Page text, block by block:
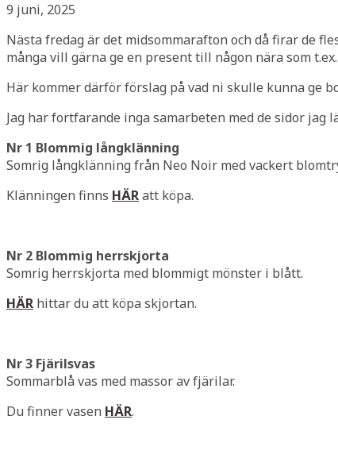
9 juni, 2025
Nästa fredag är det midsommarafton och då firar de
många vill gärna ge en present till någon nära som
Här kommer därför förslag på vad ni skulle kunna ge
Jag har fortfarande inga samarbeten med de sidor
Nr 1 Blommig långklänning
Somrig långklänning från Neo Noir med vackert
Klänningen finns HÄRatt köpa.
Nr 2 Blommig herrskjorta
Somrig herrskjorta med blommigt mönster i blått.
HÄR hittar du att köpa skjortan.
Nr 3 Fjärilsvas
Sommarblå vas med massor av fjärilar.
Du finner vasen HÄR.